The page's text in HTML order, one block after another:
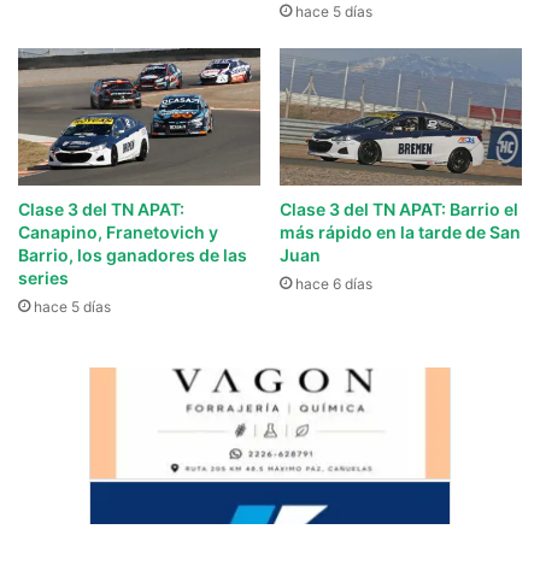
hace 5 días
Clase 3 del TN APAT:
Canapino, Franetovich y
Barrio, los ganadores de las
series
hace 5 días
Clase 3 del TN APAT: Barrio el
más rápido en la tarde de San
Juan
hace 6 días